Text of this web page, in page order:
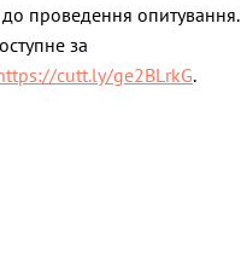
проведення опитування.
за
cutt.ly/ge2BLrkG.